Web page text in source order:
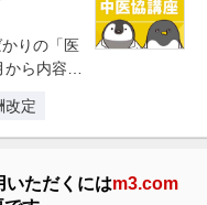
りの「医
ら内容が
改定
いただくにはm3.com